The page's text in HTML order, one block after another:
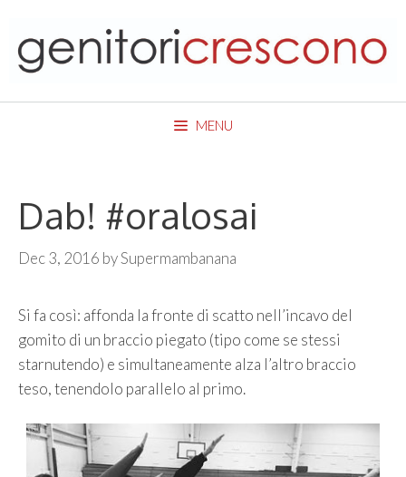
content
MENU
Dab! #oralosai
Dec 3, 2016 bySupermambanana
Si fa così: affonda la fronte di scatto nell’incavo del
gomito di un braccio piegato (tipo come se stessi
starnutendo) e simultaneamente alza l’altro braccio
teso, tenendolo parallelo al primo.